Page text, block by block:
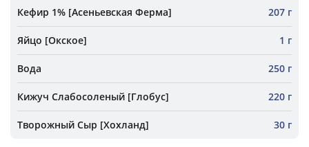
Кефир 1% [Асеньевская Ферма] 207 г
Яйцо [Окское] 1 г
Вода 250 г
Кижуч Слабосоленый [Глобус] 220 г
Творожный Сыр [Хохланд] 30 г